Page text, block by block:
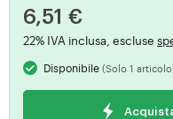
6,51 €
22% IVA inclusa, escluse
Disponibile(Solo 1